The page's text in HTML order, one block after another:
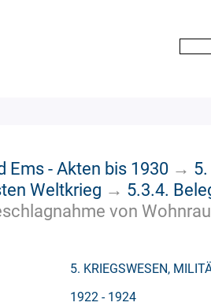
Ems - Akten bis 1930 →
Weltkrieg → 5.3.4.
von
5. KRIEGSWESEN,
1922 - 1924